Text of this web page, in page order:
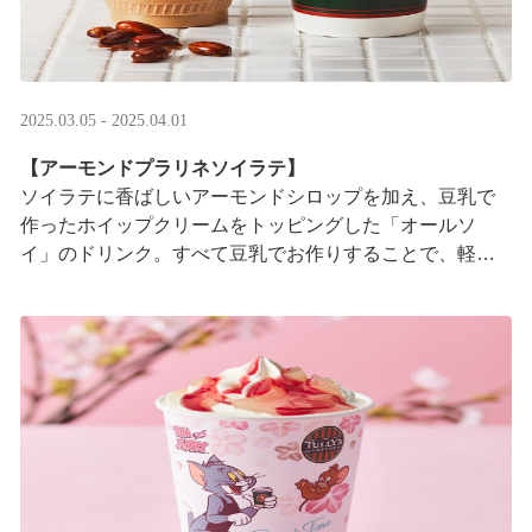
2025.03.05 - 2025.04.01
【アーモンドプラリネソイラテ】
ソイラテに香ばしいアーモンドシロップを加え、豆乳で
作ったホイップクリームをトッピングした「オールソ
イ」のドリンク。すべて豆乳でお作りすることで、軽や